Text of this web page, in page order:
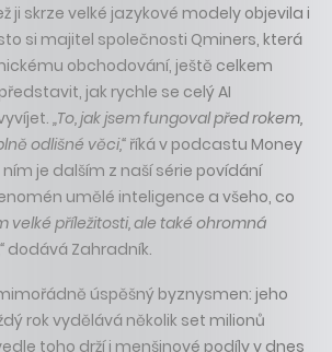
ji skrze velké jazykové modely objevila i
si majitel společnosti Qminers, která
obchodování, ještě celkem
jak rychle se celý AI
„To, jak jsem fungoval před rokem,
odlišné věci,“ říká v podcastu Money
ním je dalším z naší série povídání
umělé inteligence a všeho, co
velké příležitosti, ale také ohromná
dodává Zahradník.
úspěšný byznysmen: jeho
rok vydělává několik set milionů
toho drží i menšinové podíly v dnes